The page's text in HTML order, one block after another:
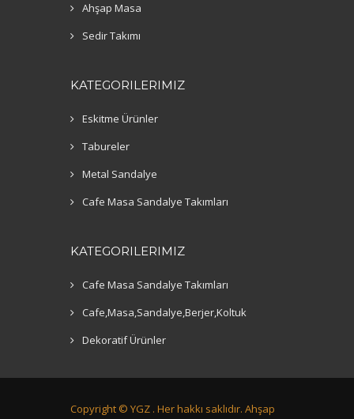
Ahşap Masa
Sedir Takımı
KATEGORILERIMIZ
Eskitme Ürünler
Tabureler
Metal Sandalye
Cafe Masa Sandalye Takımları
KATEGORILERIMIZ
Cafe Masa Sandalye Takımları
Cafe,Masa,Sandalye,Berjer,Koltuk
Dekoratif Ürünler
Copyright © YGZ . Her hakkı saklıdır. Ahşap